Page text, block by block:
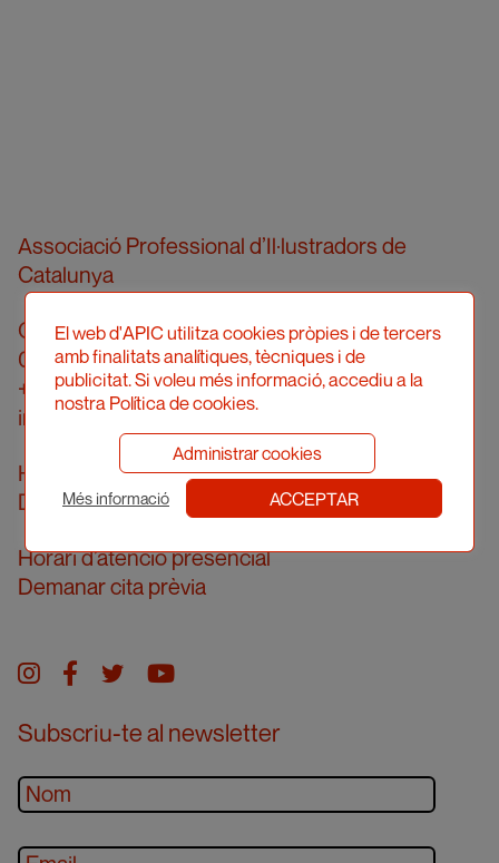
Associació Professional d’Il·lustradors de
Catalunya
Carrer Londres, 96, pral. 2a
08036 Barcelona
+34 934 161 474
info@apic.cat
Horari d’atenció telefònica
De dilluns a divendres de 10 a 14h
Horari d’atenció presencial
Demanar cita prèvia
Instagram
facebook
twitteryoutube
Subscriu-te al newsletter
El web d'APIC utilitza cookies pròpies i de tercers
amb finalitats analítiques, tècniques i de
publicitat. Si voleu més informació, accediu a la
nostra Política de cookies.
Administrar cookies
Més informació ACCEPTAR